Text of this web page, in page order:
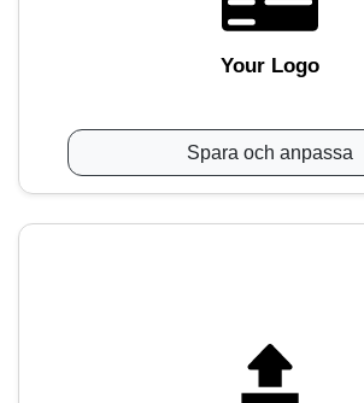
Your Logo
Spara och anpassa